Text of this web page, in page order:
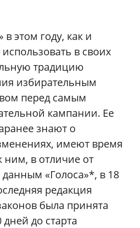
в этом году, как и
в своих
традицию
избирательным
перед самым
кампании. Ее
знают о
имеют время
ним, в отличие от
«Голоса»‎*, в 18
редакция
была принята
до старта